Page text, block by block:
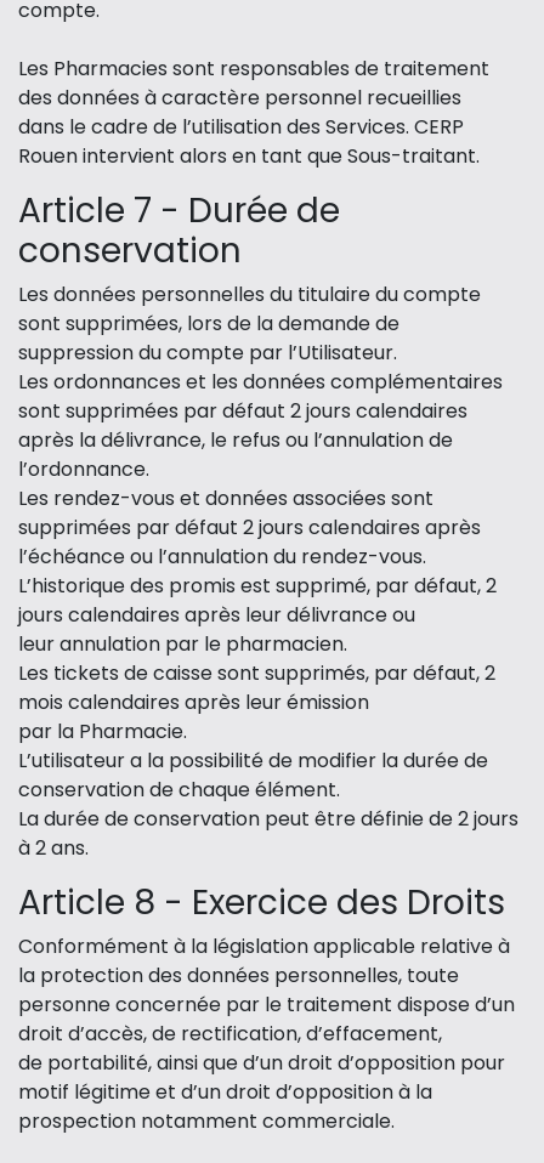
compte.
Les Pharmacies sont responsables de traitement
des données à caractère personnel recueillies
dans le cadre de l’utilisation des Services. CERP
Rouen intervient alors en tant que Sous-traitant.
Article 7 - Durée de
conservation
Les données personnelles du titulaire du compte
sont supprimées, lors de la demande de
suppression du compte par l’Utilisateur.
Les ordonnances et les données complémentaires
sont supprimées par défaut 2 jours calendaires
après la délivrance, le refus ou l’annulation de
l’ordonnance.
Les rendez-vous et données associées sont
supprimées par défaut 2 jours calendaires après
l’échéance ou l’annulation du rendez-vous.
L’historique des promis est supprimé, par défaut, 2
jours calendaires après leur délivrance ou
leur annulation par le pharmacien.
Les tickets de caisse sont supprimés, par défaut, 2
mois calendaires après leur émission
par la Pharmacie.
L’utilisateur a la possibilité de modifier la durée de
conservation de chaque élément.
La durée de conservation peut être définie de 2 jours
à 2 ans.
Article 8 - Exercice des Droits
Conformément à la législation applicable relative à
la protection des données personnelles, toute
personne concernée par le traitement dispose d’un
droit d’accès, de rectification, d’effacement,
de portabilité, ainsi que d’un droit d’opposition pour
motif légitime et d’un droit d’opposition à la
prospection notamment commerciale.